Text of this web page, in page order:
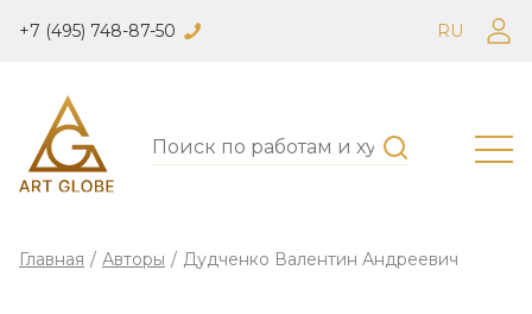
+7 (495) 748-87-50 RU
Главная / Авторы / Дудченко Валентин Андреевич